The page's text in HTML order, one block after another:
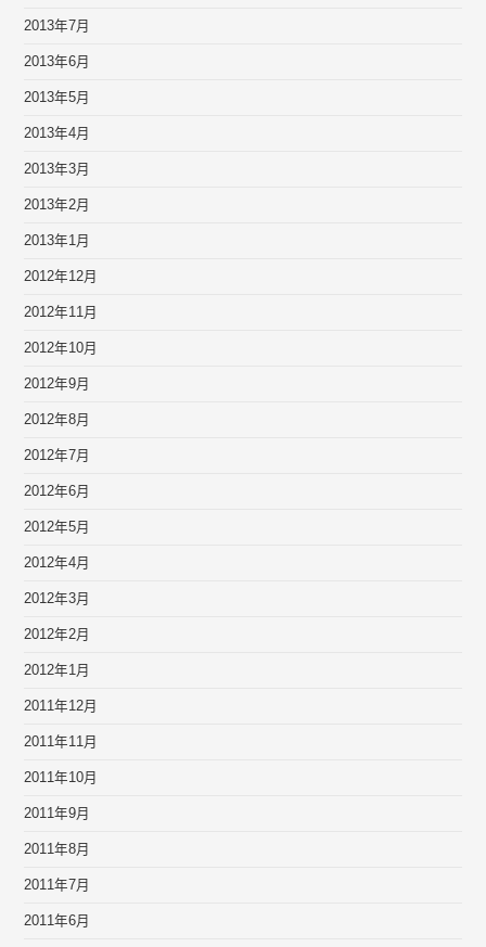
2013年7月
2013年6月
2013年5月
2013年4月
2013年3月
2013年2月
2013年1月
2012年12月
2012年11月
2012年10月
2012年9月
2012年8月
2012年7月
2012年6月
2012年5月
2012年4月
2012年3月
2012年2月
2012年1月
2011年12月
2011年11月
2011年10月
2011年9月
2011年8月
2011年7月
2011年6月